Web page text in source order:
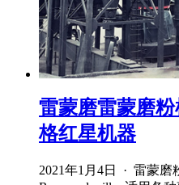
雷蒙磨雷蒙磨
格红星机器
2021年1月4日 · 雷蒙磨